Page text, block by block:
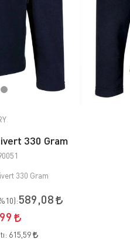
330 Gram
330 Gram
):589,08
615,59